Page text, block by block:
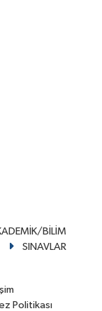
BİLİM
SINAVLAR
Politikası